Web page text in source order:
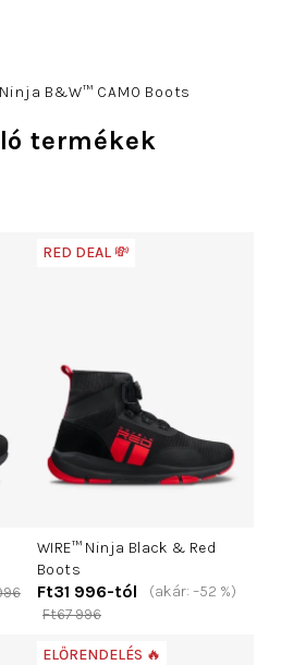
Ninja B&W™ CAMO Boots
termékek
RED DEAL 💸
WIRE™ Ninja Black & Red
Boots
Ft31 996-tól
Ft67 996
(akár: –52 %)
ELŐRENDELÉS 🔥